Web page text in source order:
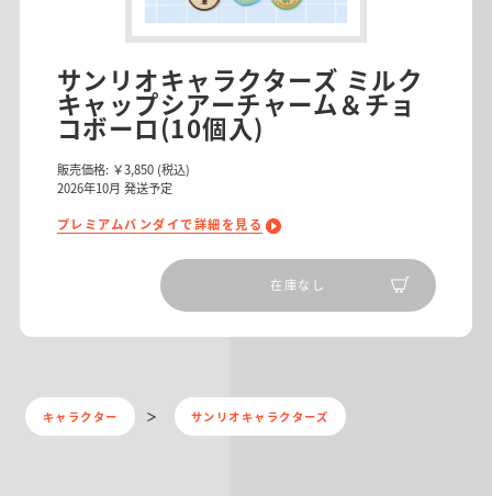
サンリオキャラクターズ ミルク
キャップシアーチャーム＆チョ
コボーロ(10個入)
販売価格: ￥3,850 (税込)
2026年10月 発送予定
プレミアムバンダイで詳細を見る
在庫なし
キャラクター サンリオキャラクターズ